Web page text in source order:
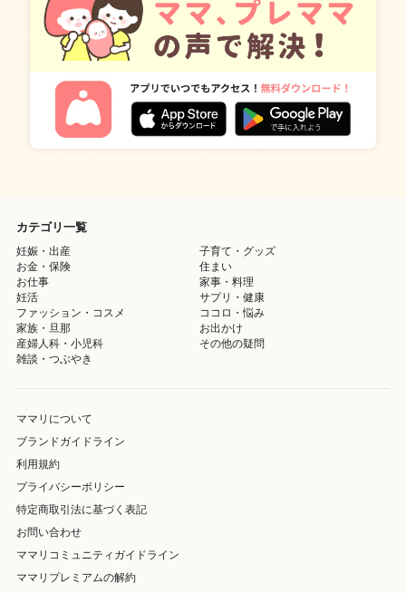
カテゴリ一覧
妊娠・出産
子育て・グッズ
お金・保険
住まい
お仕事
家事・料理
妊活
サプリ・健康
ファッション・コスメ
ココロ・悩み
家族・旦那
お出かけ
産婦人科・小児科
その他の疑問
雑談・つぶやき
ママリについて
ブランドガイドライン
利用規約
プライバシーポリシー
特定商取引法に基づく表記
お問い合わせ
ママリコミュニティガイドライン
ママリプレミアムの解約